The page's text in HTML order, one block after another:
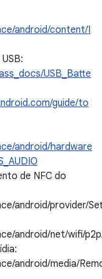
android/content/I
USB_Batte
guide/to
android/hardware
de NFC do
android/provider/
android/net/wifi/
android/media/